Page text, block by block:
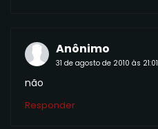
Anônimo
31 de agosto de 2010 às 21:01
não
Responder